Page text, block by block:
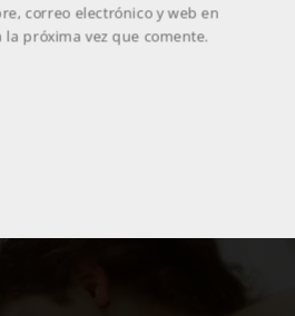
correo electrónico y web en
la próxima vez que comente.